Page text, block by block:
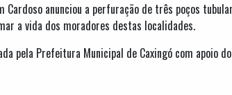
Cardoso anunciou a perfuração de três poços
a vida dos moradores destas localidades.
pela Prefeitura Municipal de Caxingó com apoio